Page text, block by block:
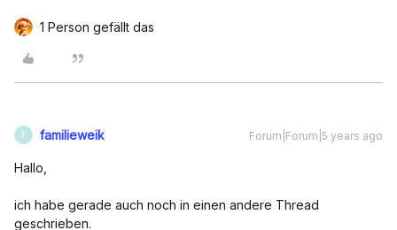
1 Person gefällt das
F familieweik Forum|Forum|5 years ago
Hallo,
ich habe gerade auch noch in einen andere Thread
geschrieben.